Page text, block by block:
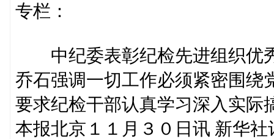
专栏：
中纪委表彰纪检先进组织优
乔石强调一切工作必须紧密围绕
要求纪检干部认真学习深入实际
本报北京１１月３０日讯 新华